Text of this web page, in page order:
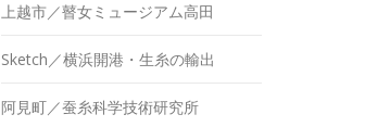
上越市／瞽女ミュージアム高田
Sketch／横浜開港・生糸の輸出
阿見町／蚕糸科学技術研究所